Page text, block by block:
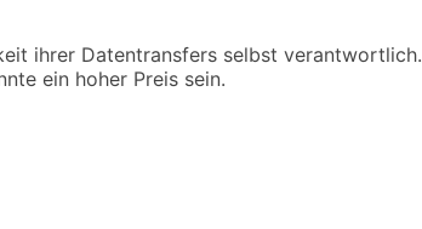
ihrer Datentransfers selbst verantwortlich.
ein hoher Preis sein.